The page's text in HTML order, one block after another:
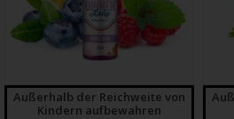
Außerhalb der Reichweite von
Kindern aufbewahren